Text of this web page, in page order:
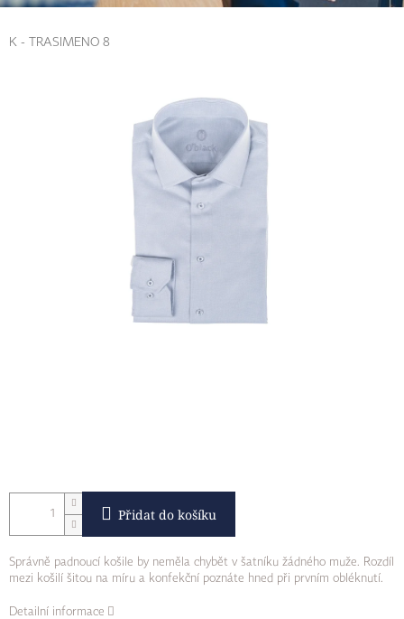
K - TRASIMENO 8
Přidat do košíku
Správně padnoucí košile by neměla chybět v šatníku žádného muže. Rozdíl
mezi košilí šitou na míru a konfekční poznáte hned při prvním obléknutí.
Detailní informace